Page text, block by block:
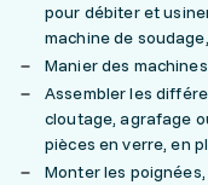
pour débiter et
machine de
Manier des
Assembler les
cloutage, agrafage
pièces en verre, en
Monter les